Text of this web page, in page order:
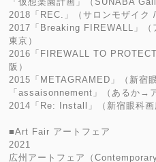
2018「REC.」（サロンモザイク /
2017「Breaking FIREWALL」（
東京）
2016「FIREWALL TO
阪）
2015「METAGRAMED」（新宿
「assaisonnement」（あるか→
2014「Re: Install」（新宿眼科画
■Art Fair アートフェア
2021
広州アートフェア（